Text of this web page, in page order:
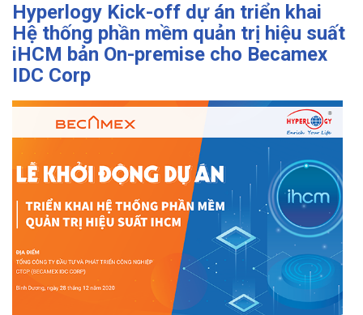
Hyperlogy Kick-off dự án triển khai
Hệ thống phần mềm quản trị hiệu suất
iHCM bản On-premise cho Becamex
IDC Corp